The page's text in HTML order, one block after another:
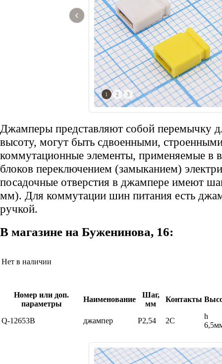
‹
1 2 3
Джамперы представляют собой перемычку
высоту, могут быть сдвоенными,
коммутационные элементы, применяемые в
блоков переключением (замыканием)
посадочные отверстия в джампере имеют
мм). Для коммутации шин питания есть
ручкой.
В магазине на Буженинова, 16:
Нет в наличии
Номер или доп.
параметры
Наименование
Шаг,
мм
Контакты
Q-12653B джампер P2,54 2C
h